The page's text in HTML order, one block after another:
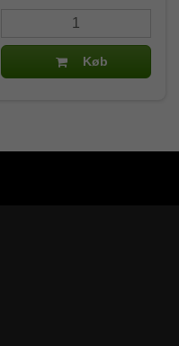
Køb